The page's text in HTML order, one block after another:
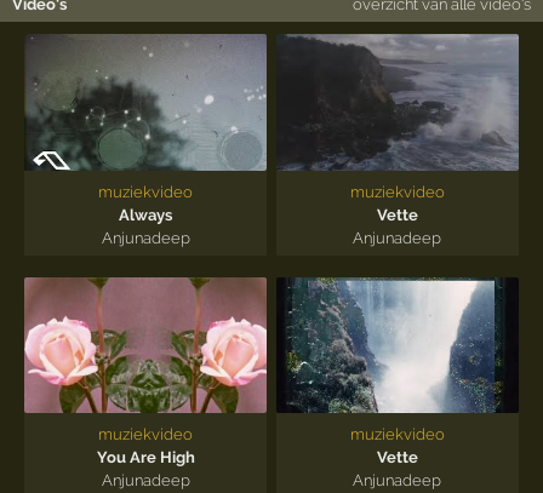
Video's overzicht van alle video's
muziekvideo
Always
Anjunadeep
muziekvideo
Vette
Anjunadeep
muziekvideo
You Are High
Anjunadeep
muziekvideo
Vette
Anjunadeep